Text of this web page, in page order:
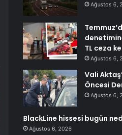
Ağustos 6,
TL ceza
Ağustos 6,
Vali
Öncesi
Ağustos 6,
BlackLine hissesi bugün
Ağustos 6, 2026